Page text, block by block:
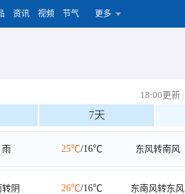
资讯 视频 节气 更多
18:00更新 |
7天
雨 25℃/16℃ 东风转南风
转阴 26℃/16℃ 东南风转东风